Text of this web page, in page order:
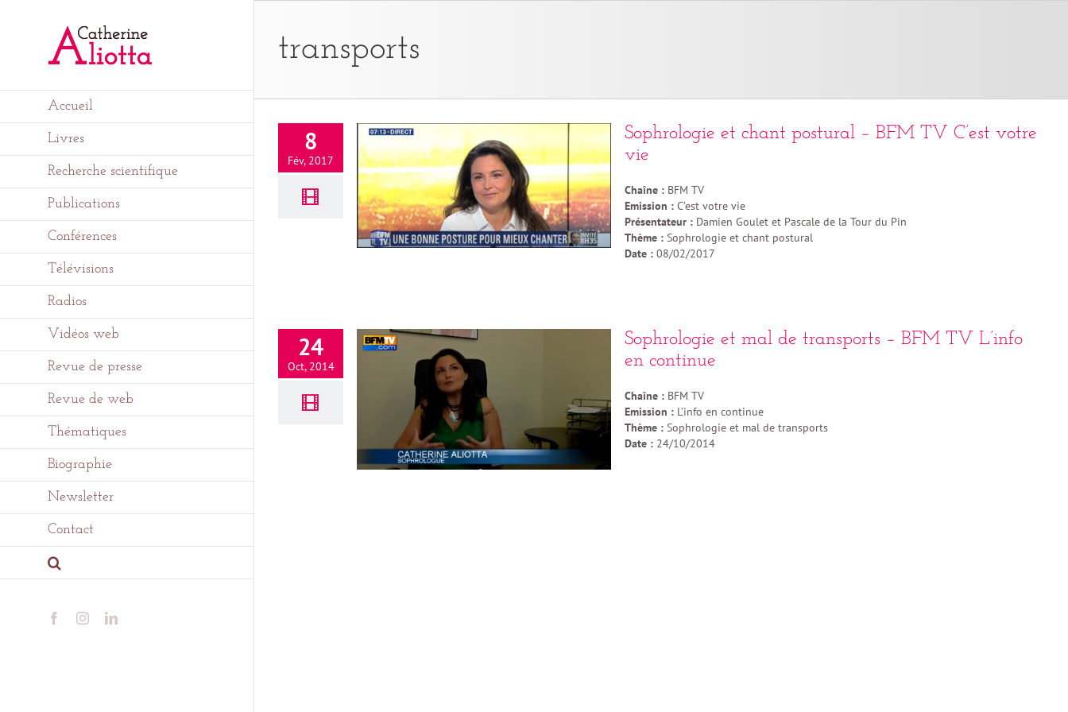
Accueil
Livres
Recherche scientifique
Publications
Conférences
Télévisions
Radios
Vidéos web
Revue de presse
Revue de web
Thématiques
Biographie
Newsletter
Contact
FacebookInstagramLinkedIn
transports
8
Fév, 2017
Sophrologie et chant postural – BFM TV C’est votre
vie
Chaîne : BFM TV
Emission : C’est votre vie
Présentateur : Damien Goulet et Pascale de la Tour du Pin
Thème : Sophrologie et chant postural
Date : 08/02/2017
24
Oct, 2014
Sophrologie et mal de transports – BFM TV L’info
en continue
Chaîne : BFM TV
Emission : L’info en continue
Thème : Sophrologie et mal de transports
Date : 24/10/2014